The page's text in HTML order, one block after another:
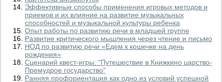
Эффективные способы применения игровых методов и
приемов и их влияние на развитие музыкальных
способностей и музыкальной культуры ребенка
Опыт работы по развитию речи в младшей группе
Развитие критического мышления через чтение и письмо
НОД по развитию речи «Едем к кошечке на день
рождения»
Сценарий квест-игры: "Путешествие в Книжкино царство-
Премудрое государство"
Ранняя профориентация как одно из условий успешной